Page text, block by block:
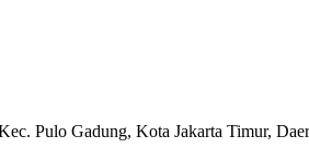
Pulo Gadung, Kota Jakarta Timur,